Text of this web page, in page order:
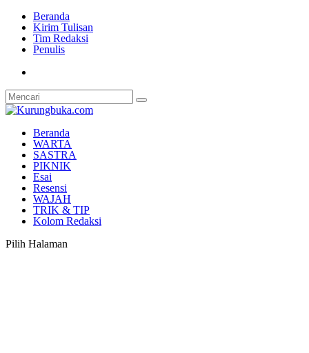
Beranda
Kirim Tulisan
Tim Redaksi
Penulis
Beranda
WARTA
SASTRA
PIKNIK
Esai
Resensi
WAJAH
TRIK & TIP
Kolom Redaksi
Pilih Halaman